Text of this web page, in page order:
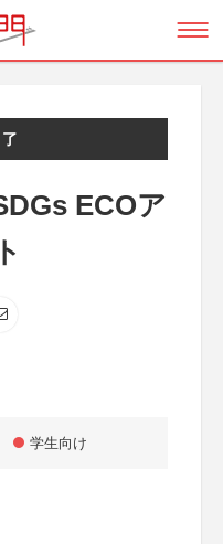
ECOア
学生向け